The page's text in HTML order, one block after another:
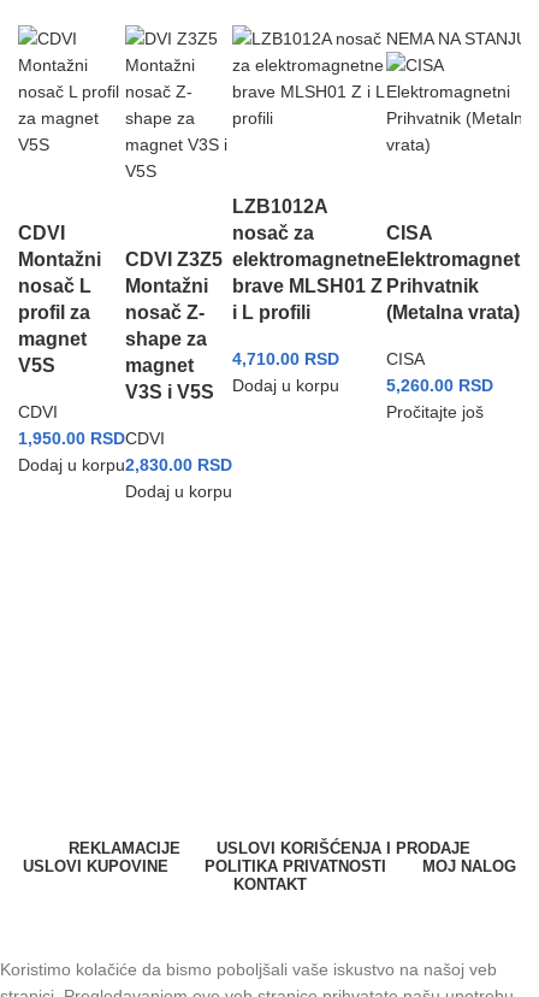
CDVI
Montažni
nosač L
profil za
magnet
V5S
CDVI
1,950.00 RSD
Dodaj u korpu
CDVI Z3Z5
Montažni
nosač Z-
shape za
magnet
V3S i V5S
CDVI
2,830.00 RSD
Dodaj u korpu
LZB1012A
nosač za
elektromagnetne
brave MLSH01 Z
i L profili
4,710.00 RSD
Dodaj u korpu
NEMA NA STANJU
CISA
Elektromagnetni
Prihvatnik
(Metalna vrata)
CISA
5,260.00 RSD
Pročitajte još
REKLAMACIJE
USLOVI KORIŠĆENJA I PRODAJE
USLOVI KUPOVINE
POLITIKA PRIVATNOSTI
MOJ NALOG
KONTAKT
Koristimo kolačiće da bismo poboljšali vaše iskustvo na našoj veb